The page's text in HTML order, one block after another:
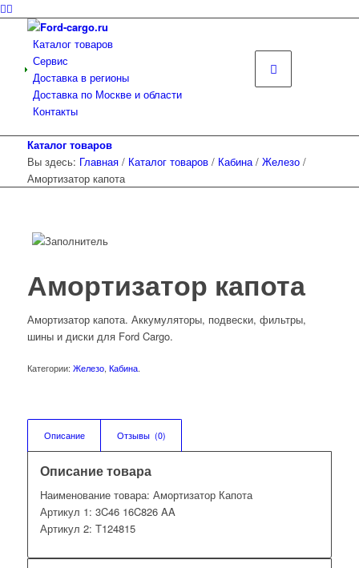
Каталог товаров
Сервис
Доставка в регионы
Доставка по Москве и области
Контакты
Каталог товаров
Вы здесь: Главная / Каталог товаров / Кабина / Железо /
Амортизатор капота
Амортизатор капота
Амортизатор капота. Аккумуляторы, подвески, фильтры,
шины и диски для Ford Cargo.
Категории: Железо, Кабина.
Описание Отзывы  (0)
Описание товара
Наименование товара: Амортизатор Капота
Артикул 1: 3C46 16C826 AA
Артикул 2: T124815